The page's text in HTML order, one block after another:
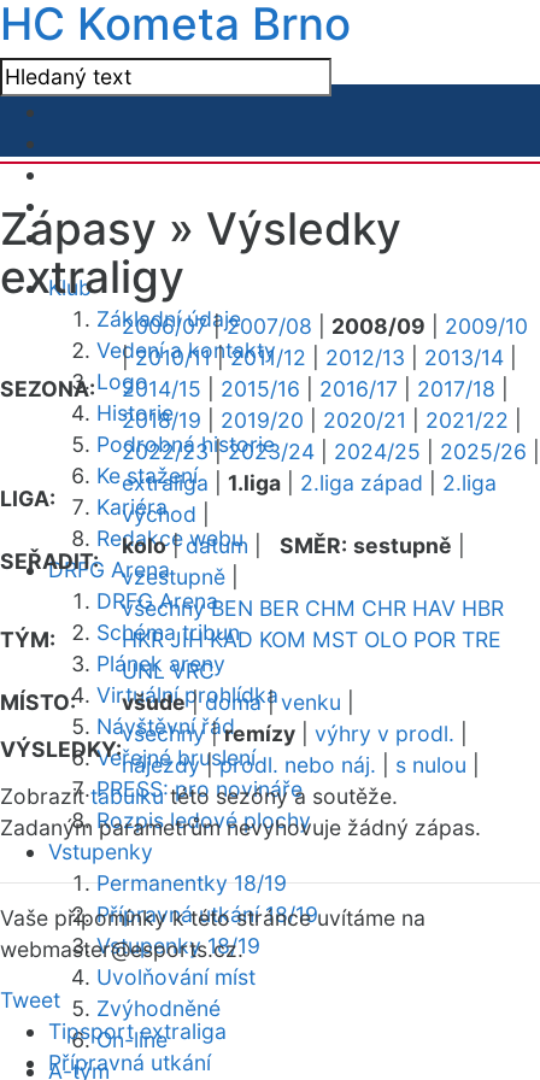
HC Kometa Brno
Klub
Základní údaje
Vedení a kontakty
Logo
Historie
Podrobná historie
Ke stažení
Kariéra
Redakce webu
DRFG Arena
DRFG Arena
Schéma tribun
Plánek areny
Virtuální prohlídka
Návštěvní řád
Veřejné bruslení
PRESS: pro novináře
Rozpis ledové plochy
Vstupenky
Permanentky 18/19
Přípravná utkání 18/19
Vstupenky 18/19
Uvolňování míst
Zvýhodněné
On-line
A-tým
Zápasy » Výsledky
extraligy
SEZONA:
2006/07|2007/08 2008/09
2009/10
|2010/11|2011/12 2012/13 2013/14
2014/15
2015/16 2016/17 2017/18
2018/19
2019/20 2020/21 2021/22
2022/23|2023/24 2024/25 2025/26
LIGA:
extraliga 1.liga 2.liga západ
2.liga
východ
SEŘADIT:
kolo|datum SMĚR: sestupně
vzestupně
TÝM:
všechny BEN BER CHM CHR HAV HBR
HKR JIH KAD KOM MST OLO POR TRE
UNL VRC
MÍSTO:
všude|doma|venku
VÝSLEDKY:
všechny|remízy výhry v prodl.
nájezdy|prodl. nebo náj. s nulou
Zobrazittabulkutéto sezóny a soutěže.
Zadaným parametrům nevyhovuje žádný zápas.
Vaše připomínky k této stránce uvítáme na
webmaster@esports.cz.
Tweet
Tipsport extraliga
Přípravná utkání